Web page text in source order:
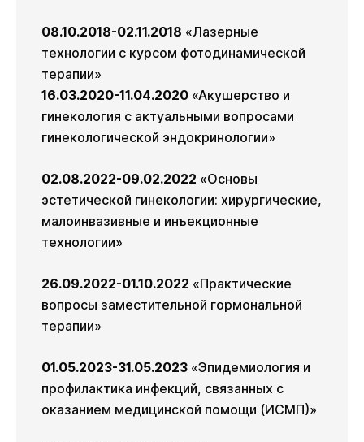
08.10.2018-02.11.2018 «Лазерные
технологии с курсом фотодинамической
терапии»
16.03.2020-11.04.2020 «Акушерство и
гинекология с актуальными вопросами
гинекологической эндокринологии»
02.08.2022-09.02.2022 «Основы
эстетической гинекологии: хирургические,
малоинвазивные и инъекционные
технологии»
26.09.2022-01.10.2022 «Практические
вопросы заместительной гормональной
терапии»
01.05.2023-31.05.2023 «Эпидемиология и
профилактика инфекций, связанных с
оказанием медицинской помощи (ИСМП)»